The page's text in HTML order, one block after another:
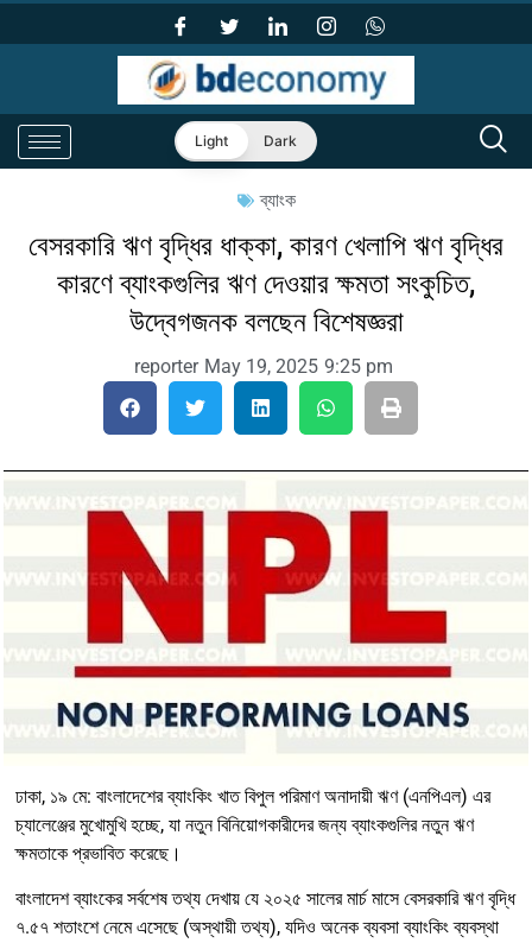
Light Dark
ব্যাংক
বেসরকারি ঋণ বৃদ্ধির ধাক্কা, কারণ খেলাপি ঋণ বৃদ্ধির
কারণে ব্যাংকগুলির ঋণ দেওয়ার ক্ষমতা সংকুচিত,
উদ্বেগজনক বলছেন বিশেষজ্ঞরা
reporter May 19, 2025 9:25 pm
ঢাকা, ১৯ মে: বাংলাদেশের ব্যাংকিং খাত বিপুল পরিমাণ অনাদায়ী ঋণ (এনপিএল) এর
চ্যালেঞ্জের মুখোমুখি হচ্ছে, যা নতুন বিনিয়োগকারীদের জন্য ব্যাংকগুলির নতুন ঋণ
ক্ষমতাকে প্রভাবিত করেছে।
বাংলাদেশ ব্যাংকের সর্বশেষ তথ্য দেখায় যে ২০২৫ সালের মার্চ মাসে বেসরকারি ঋণ বৃদ্ধি
৭.৫৭ শতাংশে নেমে এসেছে (অস্থায়ী তথ্য), যদিও অনেক ব্যবসা ব্যাংকিং ব্যবস্থা